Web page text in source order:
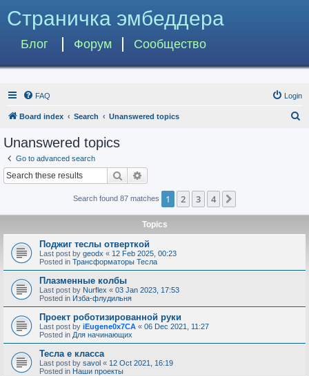
Страничка эмбеддера
Блог Форум Сообщество
FAQ Login
Board index Search Unanswered topics
Unanswered topics
Go to advanced search
Search
Search found 87 matches 1 2 3 4
Topics
Поджиг теслы отверткой
Last post by geodx « 12 Feb 2025, 00:23
Posted in Трансформаторы Тесла
Плазменные колбы
Last post by Nurflex « 03 Jan 2023, 17:53
Posted in Изба-флудильня
Проект роботизированной руки
Last post by iEugene0x7CA « 06 Dec 2021, 11:27
Posted in Для начинающих
Тесла е класса
Last post by savol « 12 Oct 2021, 16:19
Posted in Наши проекты